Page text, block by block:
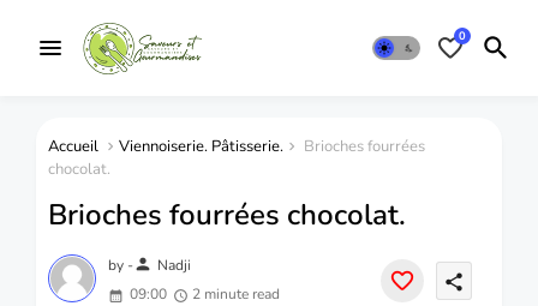
0
Accueil Viennoiserie. Pâtisserie.
Brioches fourrées
chocolat.
Brioches fourrées chocolat.
by -person Nadji
09:00
2 minute read
share